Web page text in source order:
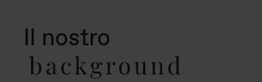
Il nostro
background